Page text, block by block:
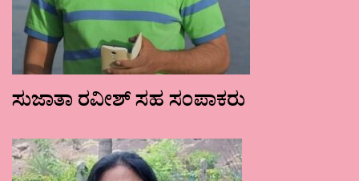
ಸುಜಾತಾ ರವೀಶ್ ಸಹ ಸಂಪಾಕರು